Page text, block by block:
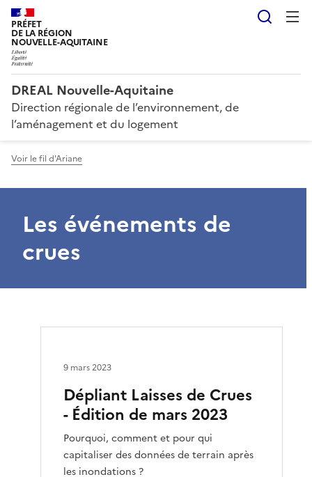
PRÉFET
DE LA RÉGION
NOUVELLE-AQUITAINE
DREAL Nouvelle-Aquitaine
Direction régionale de l’environnement, de
l’aménagement et du logement
Voir le fil d'Ariane
Les événements de
crues
Dépliant Laisses de Crues
- Édition de mars 2023
Pourquoi, comment et pour qui
capitaliser des données de terrain après
les inondations ?
9 mars 2023